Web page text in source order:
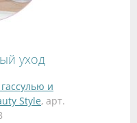
уход
и
Style, арт.